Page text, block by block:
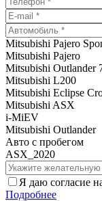
Mitsubishi Pajero
Mitsubishi Pajero
Mitsubishi Outlander
Mitsubishi L200
Mitsubishi Eclipse
Mitsubishi ASX
i-MiEV
Mitsubishi Outlander
Авто с пробегом
ASX_2020
Я даю согласие
Подробнее